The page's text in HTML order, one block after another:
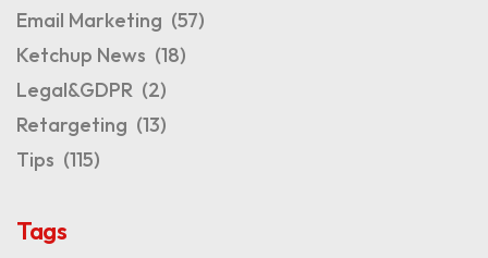
Email Marketing (57)
Ketchup News (18)
Legal&GDPR (2)
Retargeting (13)
Tips (115)
Tags